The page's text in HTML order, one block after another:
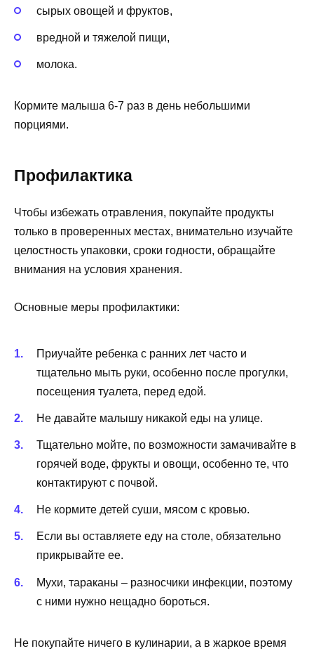
сырых овощей и фруктов,
вредной и тяжелой пищи,
молока.
Кормите малыша 6-7 раз в день небольшими
порциями.
Профилактика
Чтобы избежать отравления, покупайте продукты
только в проверенных местах, внимательно изучайте
целостность упаковки, сроки годности, обращайте
внимания на условия хранения.
Основные меры профилактики:
Приучайте ребенка с ранних лет часто и
тщательно мыть руки, особенно после прогулки,
посещения туалета, перед едой.
Не давайте малышу никакой еды на улице.
Тщательно мойте, по возможности замачивайте в
горячей воде, фрукты и овощи, особенно те, что
контактируют с почвой.
Не кормите детей суши, мясом с кровью.
Если вы оставляете еду на столе, обязательно
прикрывайте ее.
Мухи, тараканы – разносчики инфекции, поэтому
с ними нужно нещадно бороться.
Не покупайте ничего в кулинарии, а в жаркое время